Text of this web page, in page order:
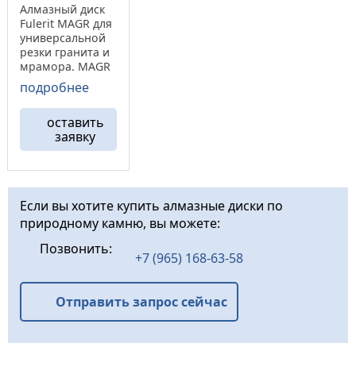
Алмазный диск
Fulerit MAGR для
универсальной
резки гранита и
мрамора. MAGR
– это идеальное
сочетание
мягкого реза без
сколов и
высокой
скорости
работы.
различные
материалы.
алмазных
алмазном круге
MAGR. ...
подробнее
оставить
заявку
Если вы хотите купить алмазные диски по
природному камню, вы можете:
Позвонить:
+7 (965) 168-63-58
Отправить запрос сейчас